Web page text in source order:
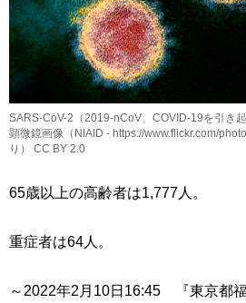
SARS-CoV-2（2019-nCoV、COVID-19を引き
顕微鏡画像（NIAID - https://www.flickr.com/
り） CC BY 2.0
65歳以上の高齢者は1,777人。
重症者は64人。
～2022年2月10日16:45 『東京都